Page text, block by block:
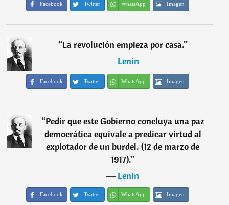
Facebook Twitter WhatsApp Imagen
“La revolución empieza por casa.”
―Lenin
Facebook Twitter WhatsApp Imagen
“Pedir que este Gobierno concluya una paz
democrática equivale a predicar virtud al
explotador de un burdel. (12 de marzo de
1917).”
―Lenin
Facebook Twitter WhatsApp Imagen